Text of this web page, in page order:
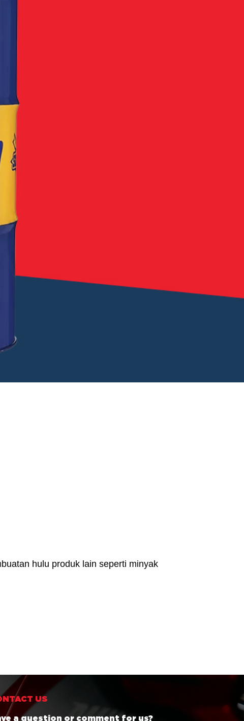
hulu produk lain seperti minyak
US
a question or comment for us?